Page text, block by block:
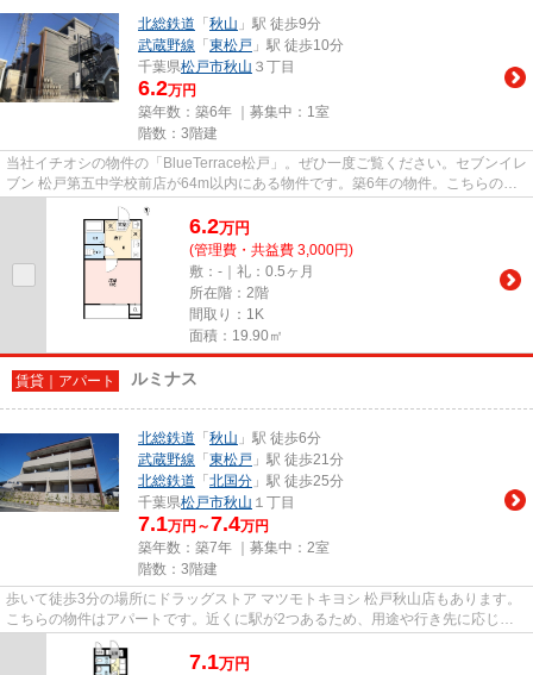
北総鉄道 「 秋山 」駅 徒歩9分
武蔵野線 「 東松戸 」駅 徒歩10分
千葉県松戸市秋山 ３丁目
6.2万円
築年数：築6年 ｜募集中： 1室
階数：3階建
当社イチオシの物件の「BlueTerrace松戸」。ぜひ一度ご覧ください。セブンイレ
ブン 松戸第五中学校前店が64m以内にある物件です。築6年の物件。こちらの物
件はアパートです。Ar Domani...
6.2万円
(管理費・共益費 3,000円)
敷：-｜礼：0.5ヶ月
所在階：2階
間取り：1K
面積：19.90㎡
賃貸｜アパート ルミナス
北総鉄道 「 秋山 」駅 徒歩6分
武蔵野線 「 東松戸 」駅 徒歩21分
北総鉄道 「 北国分 」駅 徒歩25分
千葉県松戸市秋山 １丁目
7.1万円～7.4万円
築年数：築7年 ｜募集中： 2室
階数：3階建
歩いて徒歩3分の場所にドラッグストア マツモトキヨシ 松戸秋山店もあります。
こちらの物件はアパートです。近くに駅が2つあるため、用途や行き先に応じて
駅を選べる物件です。こだわ...
7.1万円